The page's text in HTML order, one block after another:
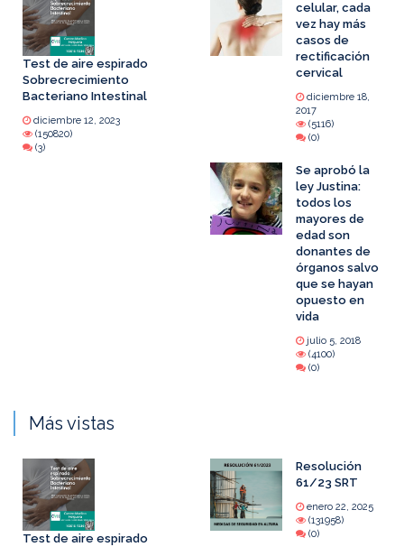
Test de aire espirado
Sobrecrecimiento
Bacteriano Intestinal
diciembre 12, 2023
(150820)
(3)
celular, cada
vez hay más
casos de
rectificación
cervical
diciembre 18,
2017
(5116)
(0)
Se aprobó la
ley Justina:
todos los
mayores de
edad son
donantes de
órganos salvo
que se hayan
opuesto en
vida
julio 5, 2018
(4100)
(0)
Más vistas
Test de aire espirado
Resolución
61/23 SRT
enero 22, 2025
(131958)
(0)